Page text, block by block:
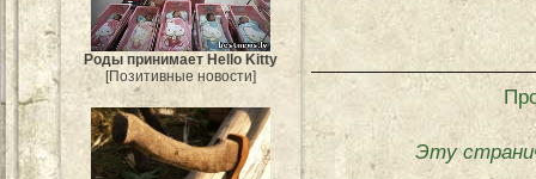
Роды принимает Hello Kitty
[Позитивные новости]
Эту